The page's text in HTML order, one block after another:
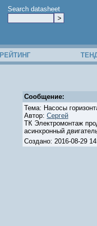
Search datasheet
РЕЙТИНГ
Сообщение:
Тема: Насосы
Автор: Сергей
ТК Электромонтаж
асинхронный
Создано: 2016-08-29